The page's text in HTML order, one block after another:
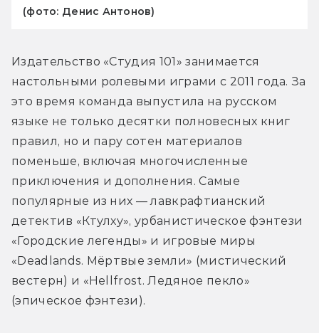
(фото: Денис Антонов)
Издательство «Студия 101» занимается
настольными ролевыми играми с 2011 года. За
это время команда выпустила на русском
языке не только десятки полновесных книг
правил, но и пару сотен материалов
поменьше, включая многочисленные
приключения и дополнения. Самые
популярные из них — лавкрафтианский
детектив «Ктулху», урбанистическое фэнтези
«Городские легенды» и игровые миры
«Deadlands. Мёртвые земли» (мистический
вестерн) и «Hellfrost. Ледяное пекло»
(эпическое фэнтези).